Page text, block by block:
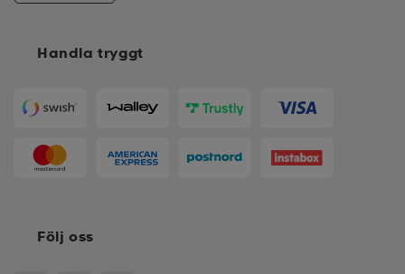
Handla tryggt
Följ oss